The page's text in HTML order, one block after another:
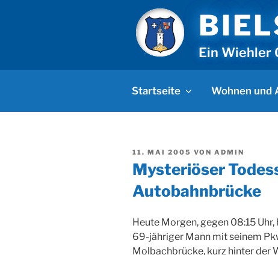
Ein Wiehler
Startseite Wohnen und
VERÖFFENTLICHT
11. MAI 2005 VON ADMIN
Mysteriöser
Autobahnbrücke
Heute Morgen, gegen 08:15
69-jähriger Mann mit seinem
Molbachbrücke, kurz hinter der